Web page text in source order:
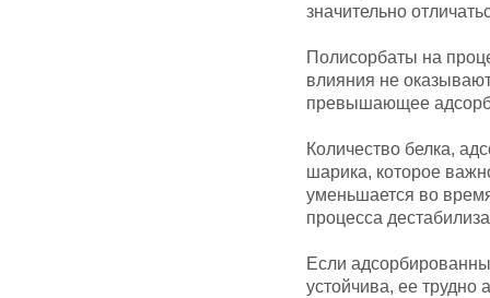
значительно
Полисорбаты на
влияния не
превышающее
Количество белка,
шарика, которое
уменьшается во
процесса
Если
устойчива, ее трудно